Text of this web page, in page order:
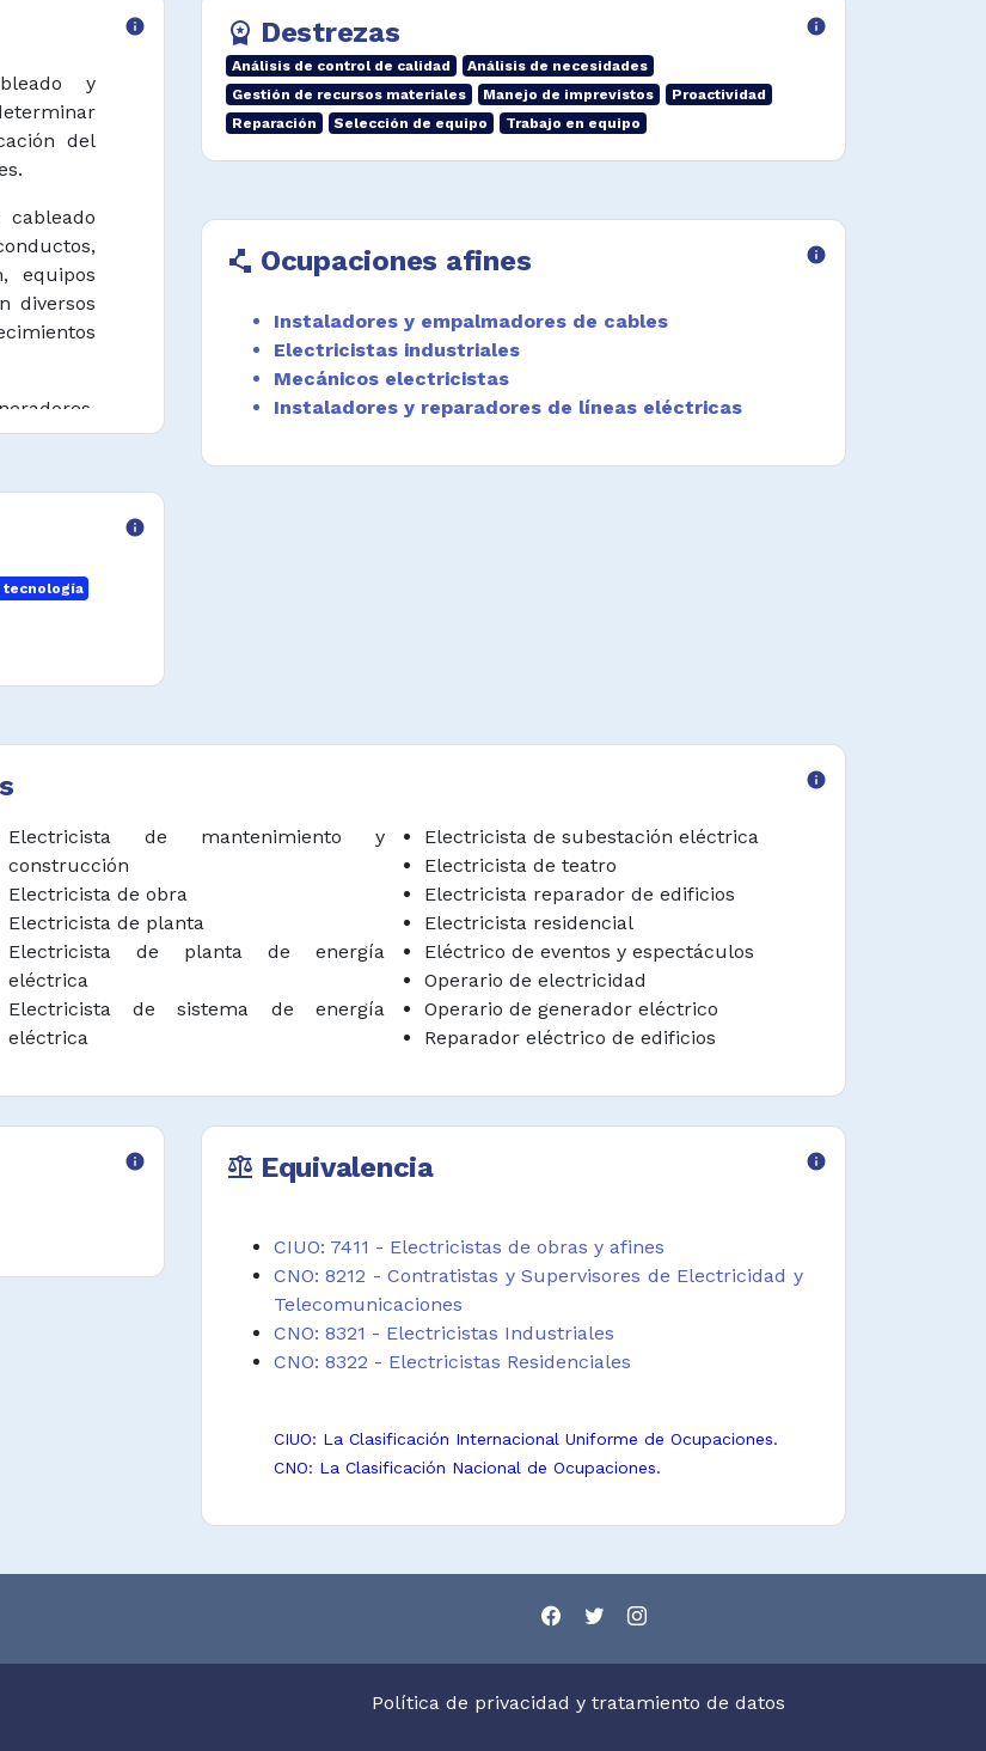
info
y
del
equipos
diversos
de
o
de
de
voltaje y
y
y
sonido,
info
tecnología
workspace_premium Destrezas info
Análisis de control de calidad
Análisis de necesidades
Gestión de recursos materiales
Manejo de imprevistos
Proactividad
Reparación
Selección de equipo Trabajo en equipo
polyline Ocupaciones afines info
Instaladores y empalmadores de cables
Electricistas industriales
Mecánicos electricistas
Instaladores y reparadores de líneas eléctricas
info
Electricista de mantenimiento y
construcción
Electricista de obra
Electricista de planta
Electricista de planta de energía
eléctrica
Electricista de sistema de energía
eléctrica
Electricista de subestación eléctrica
Electricista de teatro
Electricista reparador de edificios
Electricista residencial
Eléctrico de eventos y espectáculos
Operario de electricidad
Operario de generador eléctrico
Reparador eléctrico de edificios
info balance Equivalencia info
CIUO: 7411 - Electricistas de obras y afines
CNO: 8212 - Contratistas y Supervisores de Electricidad y
Telecomunicaciones
CNO: 8321 - Electricistas Industriales
CNO: 8322 - Electricistas Residenciales
CIUO: La Clasificación Internacional Uniforme de Ocupaciones.
CNO: La Clasificación Nacional de Ocupaciones.
Política de privacidad y tratamiento de datos